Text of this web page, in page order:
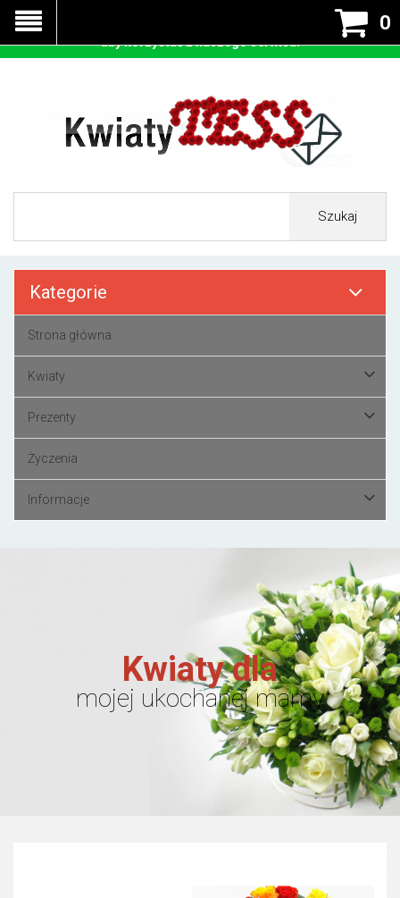
0
Szukaj
Kategorie
Strona główna
Kwiaty
Prezenty
Życzenia
Informacje
Kwiaty dla
mojej ukochanej mamy
Nasza strona korzysta z cookies - czyli tzw ciastek w celu
prawidłowego działania. Zaakceptuj przyjmowanie cookies
aby korzystać z naszego serwisu.